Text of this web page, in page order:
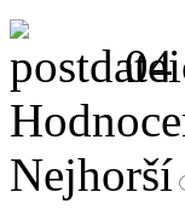
04
Nejhorší